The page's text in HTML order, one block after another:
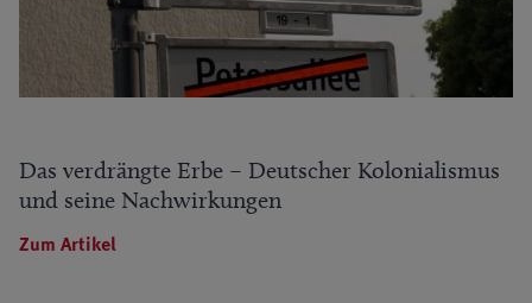
Das verdrängte Erbe – Deutscher Kolonialismus
und seine Nachwirkungen
Zum Artikel